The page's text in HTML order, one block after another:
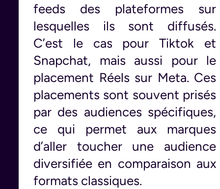
feeds des plateformes sur
lesquelles ils sont diffusés.
C’est le cas pour Tiktok et
Snapchat, mais aussi pour le
placement Réels sur Meta. Ces
placements sont souvent prisés
par des audiences spécifiques,
ce qui permet aux marques
d’aller toucher une audience
diversifiée en comparaison aux
formats classiques.